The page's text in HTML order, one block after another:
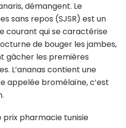
démangent. Le
sans repos (SJSR) est un
courant qui se caractérise
de bouger les jambes,
gâcher les premières
L’ananas contient une
appelée bromélaïne, c’est
pharmacie tunisie